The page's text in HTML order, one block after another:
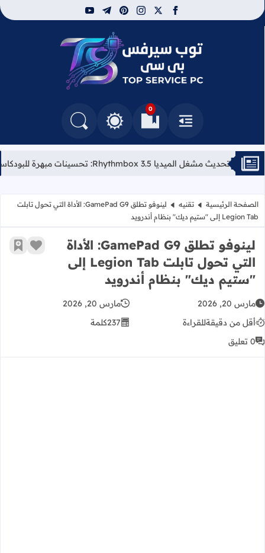
facebook
x
instagram
pinterest
telegram
youtube
توب سيرفس
القائمة
0
العلامات المرجعيةالتغيير بين الوضع النهاري والداكن
البحث في المدونة
تحديث مشغل الميديا Rhythmbox 3.5: تحسينات مبهرة للبودكاست وكلمات الأغاني
الصفحة الرئيسية تقنيه
لينوفو تطلق GamePad G9: الأداة التي تحول تابلت
Legion Tab إلى "ستيم ديك" بنظام أندرويد
لينوفو تطلق GamePad G9: الأداة
التي تحول تابلت Legion Tab إلى
"ستيم ديك" بنظام أندرويد
زر أضف
مارس 20, 2026
مارس 20, 2026
أقل من دقيقةللقراءة 237كلمة
0 تعليق